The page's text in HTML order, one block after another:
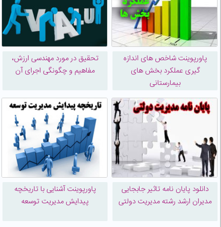
پاورپوینت شاخص های اندازه
گیری عملکرد بخش های
بیمارستانی
تحقیق در مورد مهندسی ارزش،
مفاهیم و چگونگی اجرای آن
دانلود پایان نامه تاثیر جابجایی
مدیران ارشد رشته مدیریت دولتی
پاورپوینت آشنایی با تاریخچه
پیدایش مدیریت توسعه